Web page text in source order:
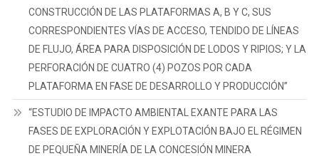
CONSTRUCCIÓN DE LAS PLATAFORMAS A, B Y C, SUS
CORRESPONDIENTES VÍAS DE ACCESO, TENDIDO DE LÍNEAS
DE FLUJO, ÁREA PARA DISPOSICIÓN DE LODOS Y RIPIOS; Y LA
PERFORACIÓN DE CUATRO (4) POZOS POR CADA
PLATAFORMA EN FASE DE DESARROLLO Y PRODUCCIÓN”
“ESTUDIO DE IMPACTO AMBIENTAL EXANTE PARA LAS
FASES DE EXPLORACIÓN Y EXPLOTACIÓN BAJO EL RÉGIMEN
DE PEQUEÑA MINERÍA DE LA CONCESIÓN MINERA